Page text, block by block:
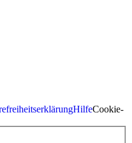
HilfeCookie-